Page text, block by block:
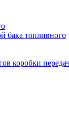
бака топливного
коробки